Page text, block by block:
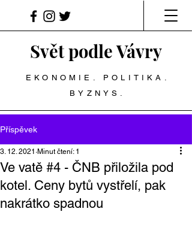
Svět podle Vávry
EKONOMIE. POLITIKA.
BYZNYS.
Příspěvek
Ve vatě #4 - ČNB přiložila pod
kotel. Ceny bytů vystřelí, pak
nakrátko spadnou
3. 12. 2021 Minut čtení: 1